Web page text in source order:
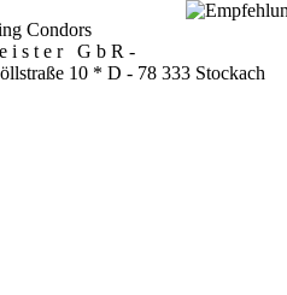
Condors
i s t e r G b R -
10 * D - 78 333 Stockach